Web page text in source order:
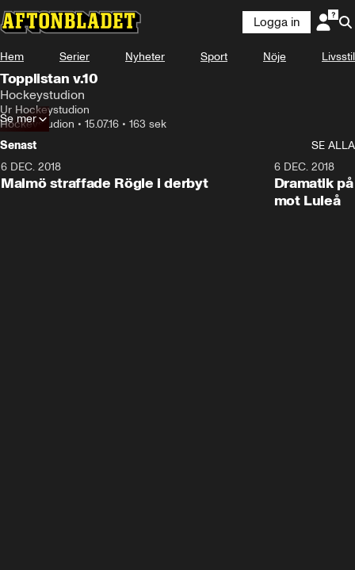
Logga in
Hem Serier Nyheter Sport Nöje Livsstil
Topplistan v.10
Hockeystudion
Ur Hockeystudion
Hockeystudion • 15.07.16 • 163 sek
Se mer
Senast
SE ALLA
6 DEC. 2018
Malmö straffade Rögle i derbyt
6 DEC. 2018
Dramatik
mot Luleå